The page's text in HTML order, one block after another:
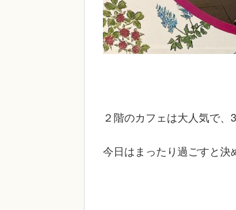
２階のカフェは大人気で、
今日はまったり過ごすと決